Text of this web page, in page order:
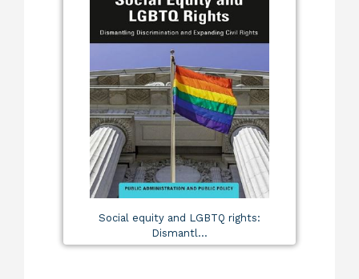
Social equity and LGBTQ rights:
Dismantl...